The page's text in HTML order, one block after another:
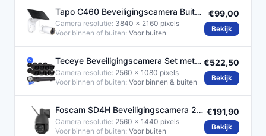
Tapo C460 Beveiligingscamera Buiten
met Zonnepaneel 4K
Camera resolutie: 3840 x 2160 pixels
Voor binnen of buiten: Voor buiten
€99,00
Bekijk
Teceye Beveiligingscamera Set met
8x POE Camera's
Camera resolutie: 2560 x 1080 pixels
Voor binnen of buiten: Voor binnen & buiten
€522,50
Bekijk
Foscam SD4H Beveiligingscamera 2K
met Nachtzicht 200m
Camera resolutie: 2560 x 1440 pixels
Voor binnen of buiten: Voor buiten
€191,90
Bekijk